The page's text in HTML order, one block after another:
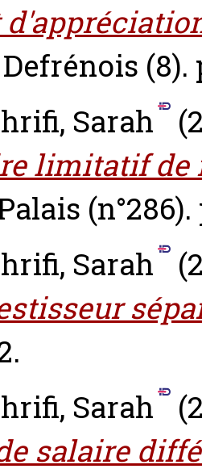
(8).
Sarah
limitatif
(n°286).
Sarah
Sarah
salaire